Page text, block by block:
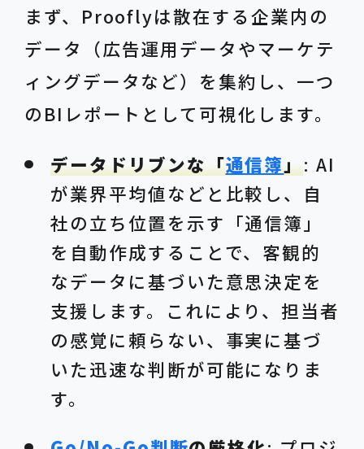
まず、Prooflyは散在する企業内の
データ（広告運用データやマーケテ
ィングデータなど）を集約し、一つ
のBIレポートとして可視化します。
データドリブンな「通信簿」: AI
が業界平均値などと比較し、自
社の立ち位置を示す「通信簿」
を自動作成することで、客観的
なデータに基づいた意思決定を
支援します。これにより、担当者
の感覚に頼らない、事実に基づ
いた迅速な判断が可能になりま
す。